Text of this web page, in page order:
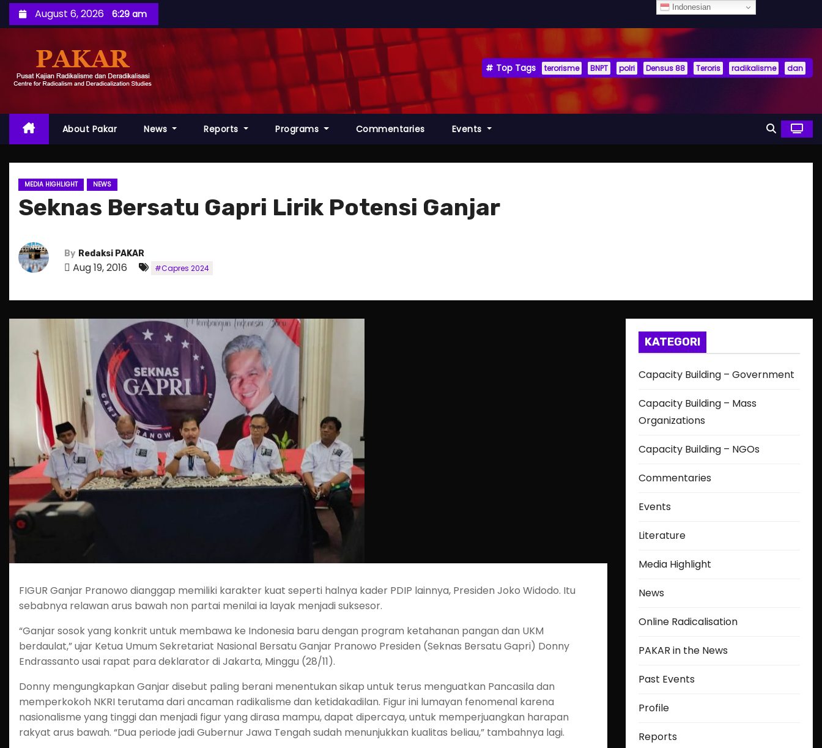
k
c
n
August 6, 2026 6:29 am
Top Tags terorisme BNPT polri Densus 88 Teroris radikalisme dan
About Pakar News Reports Programs Commentaries Events
MEDIA HIGHLIGHT NEWS
Seknas Bersatu Gapri Lirik Potensi Ganjar
By Redaksi PAKAR
Aug 19, 2016 #Capres 2024
FIGUR Ganjar Pranowo dianggap memiliki karakter kuat seperti halnya kader PDIP lainnya, Presiden Joko Widodo. Itu
sebabnya relawan arus bawah non partai menilai ia layak menjadi suksesor.
“Ganjar sosok yang konkrit untuk membawa ke Indonesia baru dengan program ketahanan pangan dan UKM
berdaulat,” ujar Ketua Umum Sekretariat Nasional Bersatu Ganjar Pranowo Presiden (Seknas Bersatu Gapri) Donny
Endrassanto usai rapat para deklarator di Jakarta, Minggu (28/11).
Donny mengungkapkan Ganjar disebut paling berani menentukan sikap untuk terus menguatkan Pancasila dan
memperkokoh NKRI terutama dari ancaman radikalisme dan ketidakadilan. Figur ini lumayan fenomenal karena
nasionalisme yang tinggi dan menjadi figur yang dirasa mampu, dapat dipercaya, untuk memperjuangkan harapan
rakyat arus bawah. “Dua periode jadi Gubernur Jawa Tengah sudah menunjukkan kualitas beliau,” tambahnya lagi.
KATEGORI
Capacity Building – Government
Capacity Building – Mass
Organizations
Capacity Building – NGOs
Commentaries
Events
Literature
Media Highlight
News
Online Radicalisation
PAKAR in the News
Past Events
Profile
Reports
Indonesian